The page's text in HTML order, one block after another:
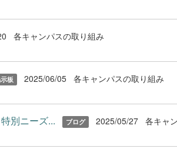
各キャンパスの取り組み
板 2025/06/05 各キャンパスの取り組み
別ニーズ... ブログ 2025/05/27 各キャ